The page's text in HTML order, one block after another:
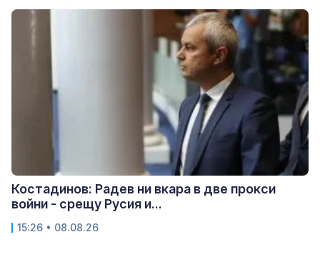
Костадинов: Радев ни вкара в две прокси
войни - срещу Русия и...
15:26 • 08.08.26